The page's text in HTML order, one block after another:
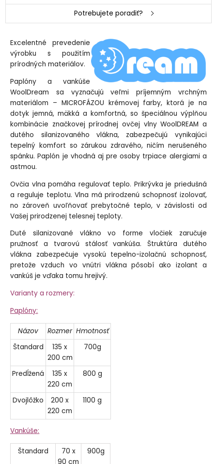
Potrebujete poradiť?
Excelentné prevedenie
výrobku s použitím
prírodných materiálov.
Paplóny a vankúše
WoolDream sa vyznačujú veľmi príjemným vrchným
materiálom – MICROFÁZOU krémovej farby, ktorá je na
dotyk jemná, mäkká a komfortná, so špeciálnou výplňou
kombinácie značkovej prírodnej ovčej vlny WoolDREAM a
dutého silanizovaného vlákna, zabezpečujú vynikajúci
tepelný komfort so zárukou zdravého, ničím nerušeného
spánku. Paplón je vhodná aj pre osoby trpiace alergiami a
astmou.
Ovčia vlna pomáha regulovať teplo. Prikrývka je priedušná
a reguluje teplotu. Vlna má prirodzenú schopnosť izolovať,
no zároveň uvoľňovať prebytočné teplo, v závislosti od
Vašej prirodzenej telesnej teploty.
Duté silanizované vlákno vo forme vločiek zaručuje
pružnosť a tvarovú stálosť vankúša. Štruktúra dutého
vlákna zabezpečuje vysokú tepelno-izolačnú schopnosť,
pretože vzduch vo vnútri vlákna pôsobí ako izolant a
vankúš je vďaka tomu hrejivý.
Varianty a rozmery:
Paplóny:
Názov Rozmer Hmotnosť
Štandard
135 x
200 cm
700g
Predĺžená
135 x
220 cm
800 g
Dvojlôžko
200 x
220 cm
1100 g
Vankúše:
Štandard
70 x
90 cm
900g